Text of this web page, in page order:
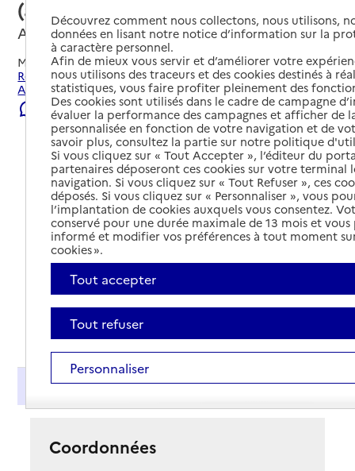
(aide) – APEF Services
Aubagne, BOUCHES-DU-RHONE
Mis à jour le22/07/2026
Rechercher les établissements et services autour de
Aubagne.
Signaler une erreur
Présentation
Coordonnées
Découvrez comment nous collectons, nous utilisons,
données en lisant notre notice d’information sur la
à caractère personnel.
Afin de mieux vous servir et d’améliorer votre
nous utilisons des traceurs et des cookies destinés à
statistiques, vous faire profiter pleinement des
Des cookies sont utilisés dans le cadre de campagne
évaluer la performance des campagnes et afficher de
personnalisée en fonction de votre navigation et de
savoir plus, consultez la partie sur notre politique
Si vous cliquez sur « Tout Accepter », l’éditeur du
partenaires déposeront ces cookies sur votre terminal
navigation. Si vous cliquez sur « Tout Refuser », ces
déposés. Si vous cliquez sur « Personnaliser », vous
l’implantation de cookies auxquels vous consentez.
conservé pour une durée maximale de 13 mois et
informé et modifier vos préférences à tout moment
cookies ».
Tout accepter
Tout refuser
Personnaliser